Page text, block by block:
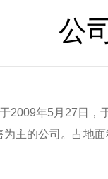
公
2009年5月27日，
主的公司。占地面